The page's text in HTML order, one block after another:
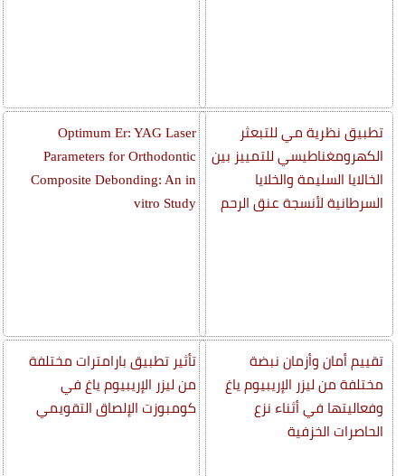
تطبيق نظرية مي للتبعثر
الكهرومغناطيسي للتمييز بين
الخالايا السليمة والخلايا
السرطانية لأنسجة عنق الرحم
تقييم أمان وأزمان نبضة
مختلفة من ليزر الإريبيوم ياغ
وفعاليتها في أثناء نزع
الحاصرات الخزفية
Optimum Er: YAG Laser
Parameters for Orthodontic
Composite Debonding: An in
vitro Study
تأثير تطبيق بارامترات مختلفة
من ليزر الإريبيوم ياغ في
كومبوزت الإلصاق التقويمي